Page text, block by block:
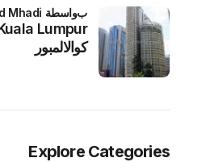
كوالالمبور
بواسطة Mohammed Mhadi
Explore Categories